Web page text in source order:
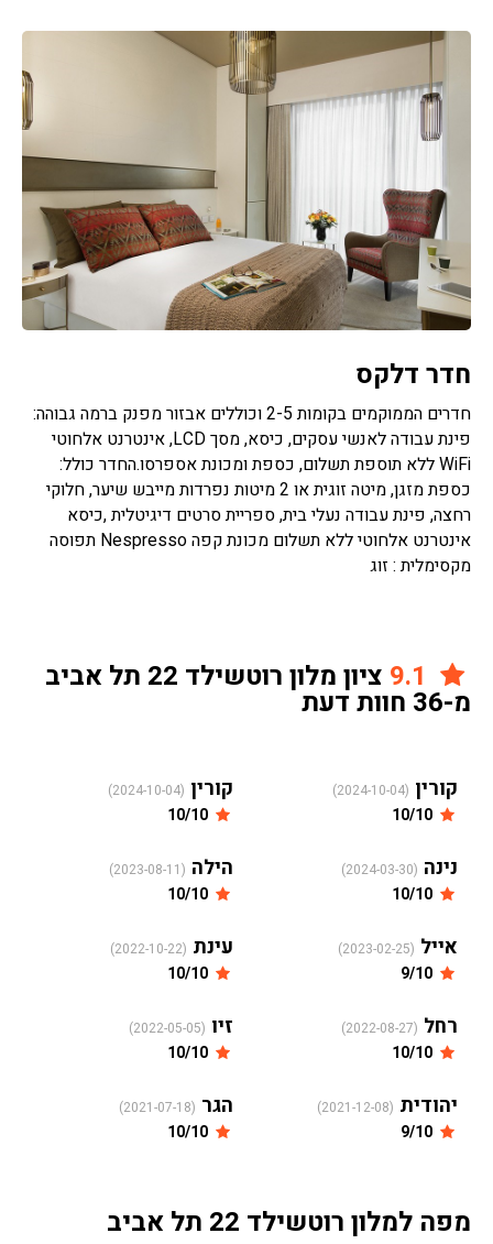
חדר דלקס
חדרים הממוקמים בקומות 2-5 וכוללים אבזור מפנק ברמה גבוהה:
פינת עבודה לאנשי עסקים, כיסא, מסך LCD, אינטרנט אלחוטי
WiFi ללא תוספת תשלום, כספת ומכונת אספרסו.החדר כולל:
כספת מזגן, מיטה זוגית או 2 מיטות נפרדות מייבש שיער, חלוקי
רחצה, פינת עבודה נעלי בית, ספריית סרטים דיגיטלית ,כיסא
אינטרנט אלחוטי ללא תשלום מכונת קפה Nespresso תפוסה
מקסימלית : זוג
ציון מלון רוטשילד 22 תל אביב
מ-36 חוות דעת
קורין (2024-10-04) קורין (2024-10-04)
נינה (2024-03-30) הילה (2023-08-11)
אייל (2023-02-25) עינת (2022-10-22)
רחל (2022-08-27) זיו (2022-05-05)
יהודית (2021-12-08) הגר (2021-07-18)
מפה למלון רוטשילד 22 תל אביב